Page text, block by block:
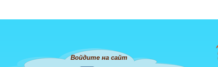
Войдите на сайт